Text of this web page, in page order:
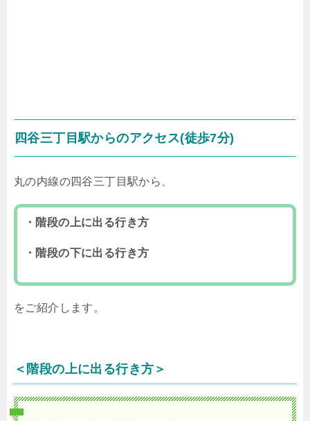
四谷三丁目駅からのアクセス(徒歩7分)
丸の内線の四谷三丁目駅から、
・階段の上に出る行き方
・階段の下に出る行き方
をご紹介します。
＜階段の上に出る行き方＞